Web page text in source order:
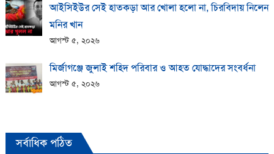
আইসিইউর সেই হাতকড়া আর খোলা হলো না, চিরবিদায় নিলেন
মনির খান
আগস্ট ৫, ২০২৬
মির্জাগঞ্জে জুলাই শহিদ পরিবার ও আহত যোদ্ধাদের সংবর্ধনা
আগস্ট ৫, ২০২৬
সর্বাধিক পঠিত